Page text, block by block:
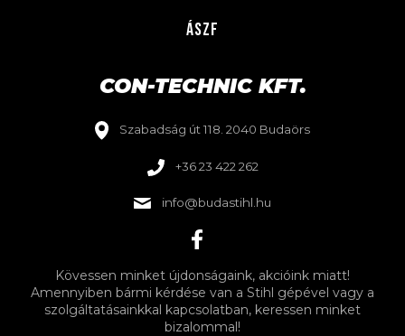
Ászf
CON-TECHNIC KFT.
Szabadság út 118. 2040 Budaörs
+36 23 422 262
info@budastihl.hu
Kövessen minket újdonságaink, akcióink miatt!
Amennyiben bármi kérdése van a Stihl gépével vagy a
szolgáltatásainkkal kapcsolatban, keressen minket
bizalommal!